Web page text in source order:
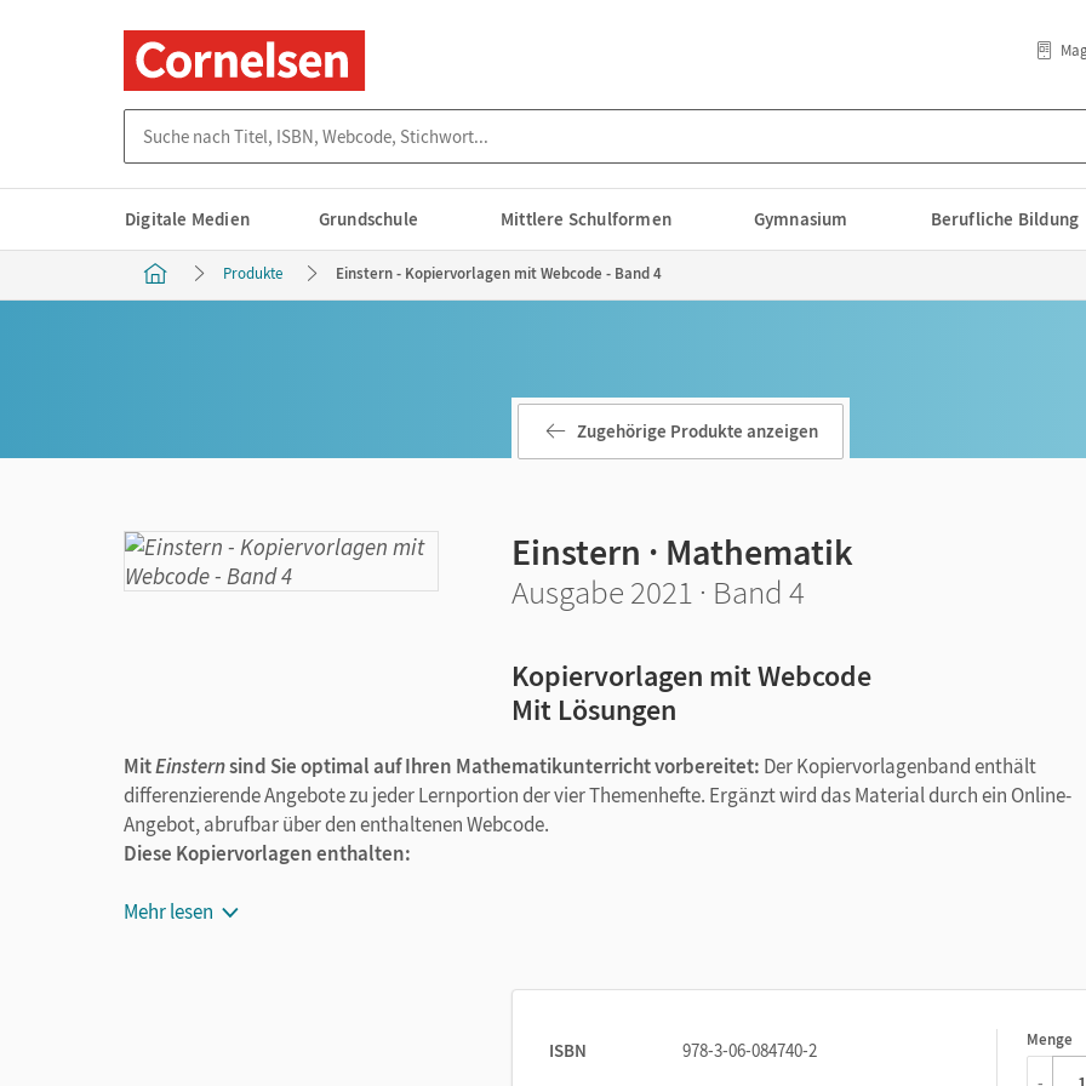
Digitale Medien Grundschule Mittlere Schulformen Gymnasium Berufliche Bildung
Produkte Einstern - Kopiervorlagen mit Webcode - Band 4
Zugehörige Produkte anzeigen
Einstern · Mathematik
Ausgabe 2021 · Band 4
Kopiervorlagen mit Webcode
Mit Lösungen
MitEinsternsind Sie optimal auf Ihren Mathematikunterricht vorbereitet: Der Kopiervorlagenband enthält
differenzierende Angebote zu jeder Lernportion der vier Themenhefte. Ergänzt wird das Material durch ein Online-
Angebot, abrufbar über den enthaltenen Webcode.
Diese Kopiervorlagen enthalten:
Gedruckt: dreifach differenzierte Kopiervorlagen
Mehr lesen
ISBN
978-3-06-084740-2
Menge
1